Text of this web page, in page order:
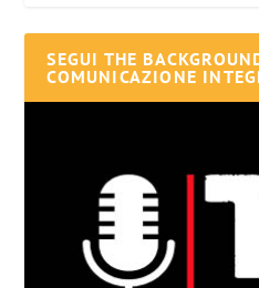
SEGUI THE
COMUNICAZIONE